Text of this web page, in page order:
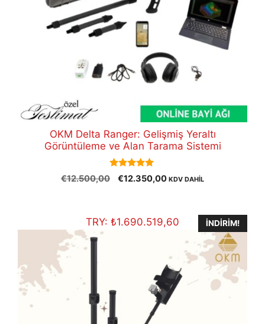
OKM Delta Ranger: Gelişmiş Yeraltı
Görüntüleme ve Alan Tarama Sistemi
5.00
out of 5
€12.500,00
Orijinal
€12.350,00Şu
€12.350,00.
KDV DAHİL
TRY: ₺1.690.519,60 İNDIRIM!